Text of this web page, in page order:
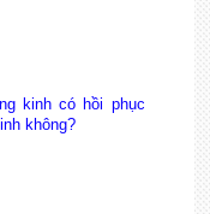
kinh có hồi phục
không?